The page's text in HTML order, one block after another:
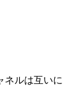
ネルは互いに